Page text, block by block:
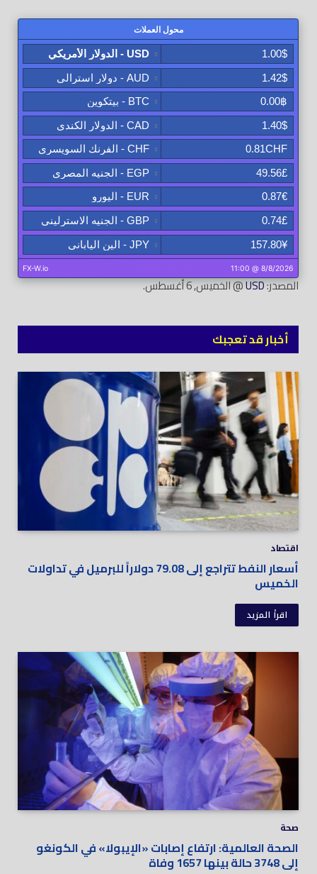
المصدر:USD@ الخميس, 6 أغسطس.
أخبار قد تعجبك
اقتصاد
أسعار النفط تتراجع إلى 79.08 دولاراً للبرميل في تداولات
الخميس
اقرأ المزيد
صحة
الصحة العالمية: ارتفاع إصابات «الإيبولا» في الكونغو
إلى 3748 حالة بينها 1657 وفاة